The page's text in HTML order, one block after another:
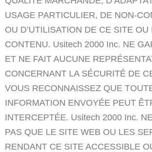
USAGE PARTICULIER, DE NON-
OU D’UTILISATION DE CE SITE OU
CONTENU. Usitech 2000 Inc. NE
ET NE FAIT AUCUNE
CONCERNANT LA SÉCURITÉ DE
VOUS RECONNAISSEZ QUE
INFORMATION ENVOYÉE PEUT
INTERCEPTÉE. Usitech 2000 Inc.
PAS QUE LE SITE WEB OU LES
RENDANT CE SITE ACCESSIBLE